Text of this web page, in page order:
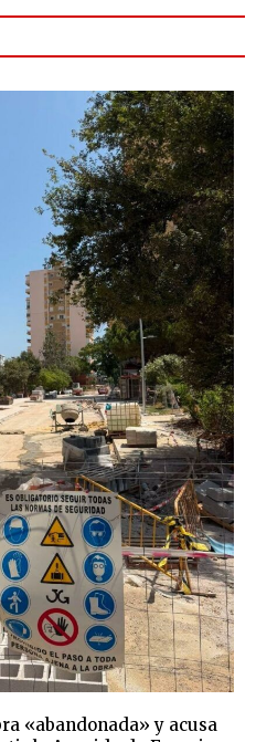
«abandonada» y acusa